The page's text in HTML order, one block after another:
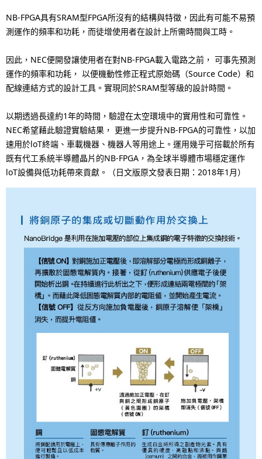
NB-FPGA具有SRAM型FPGA所沒有的結構與特徵，因此有可能不易預
測運作的頻率和功耗，而徒增使用者在設計上所需時間與工時。
因此，NEC便開發讓使用者在對NB-FPGA載入電路之前， 可事先預測
運作的頻率和功耗， 以便機動性修正程式原始碼（Source Code）和
配線連結方式的設計工具。實現同於SRAM型等級的設計時間。
以期透過長達約1年的時間，驗證在太空環境中的實用性和可靠性。
NEC希望藉此驗證實驗結果， 更進一步提升NB-FPGA的可靠性，以加
速用於loT終端、車載機器、機器人等用途上。運用幾乎可搭載於所有
既有代工系統半導體晶片的NB-FPGA，為全球半導體市場穩定運作
loT設備與低功耗帶來貢獻。（日文版原文發表日期：2018年1月）